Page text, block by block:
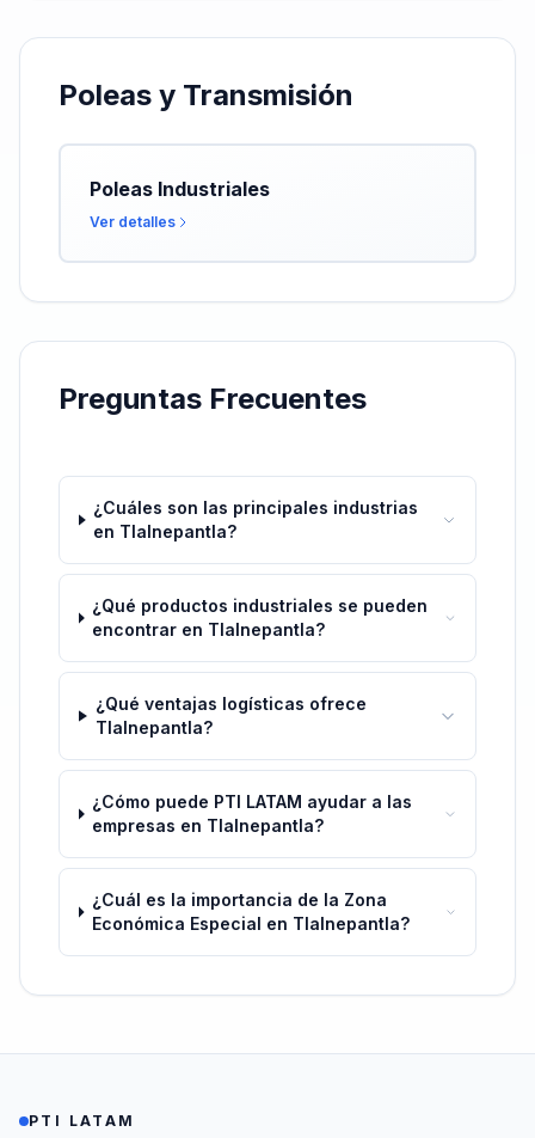
Poleas y Transmisión
Poleas Industriales
Ver detalles
Preguntas Frecuentes
¿Cuáles son las principales industrias
en Tlalnepantla?
¿Qué productos industriales se pueden
encontrar en Tlalnepantla?
¿Qué ventajas logísticas ofrece
Tlalnepantla?
¿Cómo puede PTI LATAM ayudar a las
empresas en Tlalnepantla?
¿Cuál es la importancia de la Zona
Económica Especial en Tlalnepantla?
PTI LATAM